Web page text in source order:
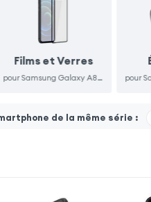
Films et Verres
pour Samsung Galaxy A8 2018
de la même série :